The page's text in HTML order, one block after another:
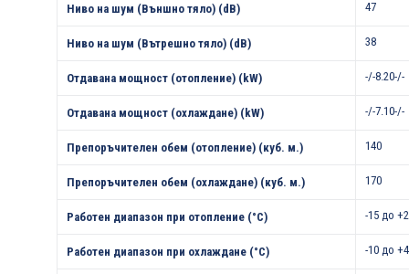
Ниво на шум (Външно тяло) (dB) 47
Ниво на шум (Вътрешно тяло) (dB) 38
Отдавана мощност (отопление) (kW) -/-8.20-/-
Отдавана мощност (охлаждане) (kW) -/-7.10-/-
Препоръчителен обем (отопление) (куб. м.) 140
Препоръчителен обем (охлаждане) (куб. м.) 170
Работен диапазон при отопление (°С) -15 до
Работен диапазон при охлаждане (°С) -10 до